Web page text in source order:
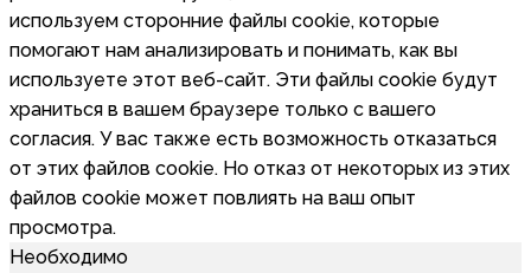
используем сторонние файлы cookie, которые
помогают нам анализировать и понимать, как вы
используете этот веб-сайт. Эти файлы cookie будут
храниться в вашем браузере только с вашего
согласия. У вас также есть возможность отказаться
от этих файлов cookie. Но отказ от некоторых из этих
файлов cookie может повлиять на ваш опыт
просмотра.
Необходимо